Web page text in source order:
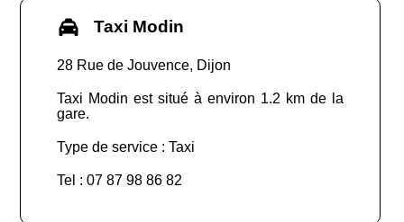
Taxi Modin
28 Rue de Jouvence, Dijon
Taxi Modin est situé à environ 1.2 km de la
gare.
Type de service : Taxi
Tel : 07 87 98 86 82